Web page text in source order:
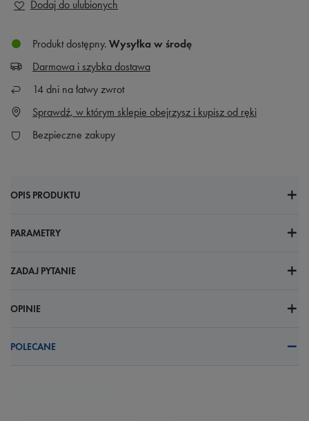
Dodaj do ulubionych
Produkt dostępny Wysyłka w środę
Darmowa i szybka dostawa
14 dni na łatwy zwrot
Sprawdź, w którym sklepie obejrzysz i kupisz od ręki
Bezpieczne zakupy
OPIS PRODUKTU
PARAMETRY
ZADAJ PYTANIE
OPINIE
POLECANE